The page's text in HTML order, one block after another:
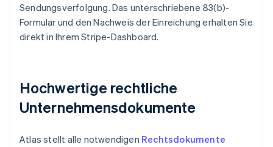
Sendungsverfolgung. Das unterschriebene 83(b)-
Formular und den Nachweis der Einreichung erhalten Sie
direkt in Ihrem Stripe-Dashboard.
Hochwertige rechtliche
Unternehmensdokumente
Atlas stellt alle notwendigen Rechtsdokumente